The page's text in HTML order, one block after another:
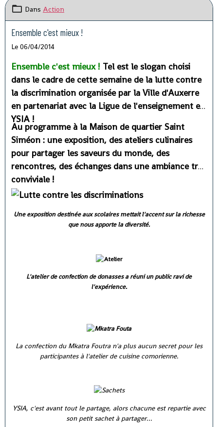
Dans Action
Ensemble c'est mieux !
Le 06/04/2014
Ensemble c'est mieux ! Tel est le slogan choisi
dans le cadre de cette semaine de la lutte contre
la discrimination organisée par la Ville d'Auxerre
en partenariat avec la Ligue de l'enseignement et
YSIA !
Au programme à la Maison de quartier Saint
Siméon : une exposition, des ateliers culinaires
pour partager les saveurs du monde, des
rencontres, des échanges dans une ambiance très
conviviale !
Une exposition destinée aux scolaires mettait l'accent sur la richesse
que nous apporte la diversité.
L'atelier de confection de donasses a réuni un public ravi de
l'expérience.
La confection du Mkatra Foutra n'a plus aucun secret pour les
participantes à l'atelier de cuisine comorienne.
YSIA, c'est avant tout le partage, alors chacune est repartie avec
son petit sachet à partager...